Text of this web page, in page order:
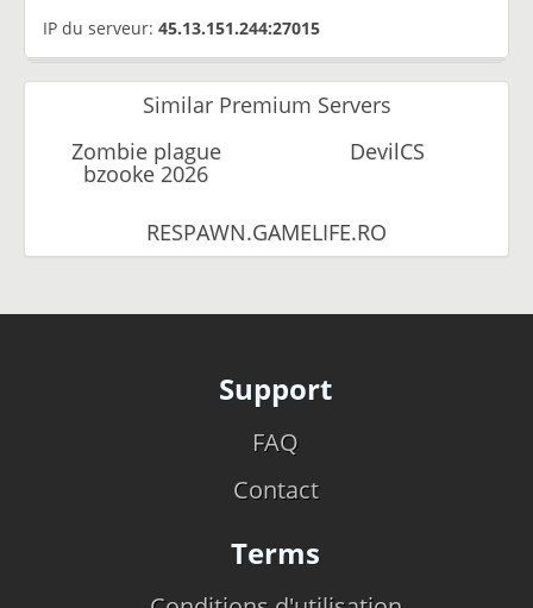
IP du serveur: 45.13.151.244:27015
Similar Premium Servers
Zombie plague
bzooke 2026
DevilCS
RESPAWN.GAMELIFE.RO
Support
FAQ
Contact
Terms